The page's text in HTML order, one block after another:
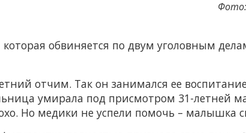
обвиняется по двум уголовным
отчим. Так он занимался ее
умирала под присмотром 31-летней
Но медики не успели помочь – малышка